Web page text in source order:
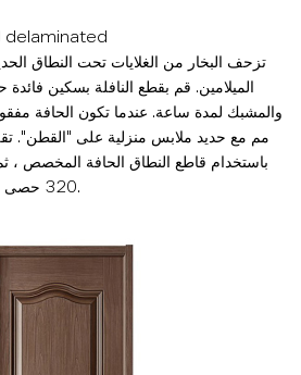
حافة الفرقة CPR للجوانب delaminated
تزحف البخار من الغلايات تحت النطاق
الميلامين. قم بقطع النافلة بسكين فائدة
والمشبك لمدة ساعة. عندما تكون الحافة
باستخدام قاطع النطاق الحافة المخصص ،
320 حصى لمظهر سلس ومولد المصنع.